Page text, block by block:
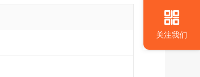
关注我们